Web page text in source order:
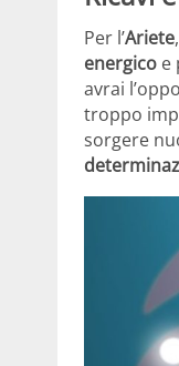
Per l’Ariete
energico e
avrai
troppo
sorgere